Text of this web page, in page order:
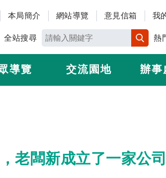
本局簡介 網站導覽 意見信箱 我
全站搜尋 熱
導覽 交流園地 辦事
老闆新成立了一家公